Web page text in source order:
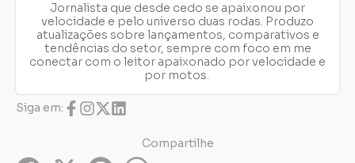
Jornalista que desde cedo se apaixonou por
velocidade e pelo universo duas rodas. Produzo
atualizações sobre lançamentos, comparativos e
tendências do setor, sempre com foco em me
conectar com o leitor apaixonado por velocidade e
por motos.
Siga em:
Compartilhe